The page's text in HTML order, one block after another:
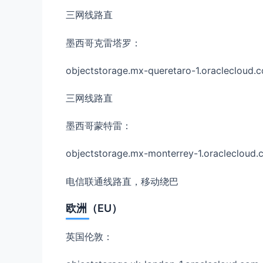
三网线路直
墨西哥克雷塔罗：
objectstorage.mx-queretaro-
三网线路直
墨西哥蒙特雷：
objectstorage.mx-monterrey-
电信联通线路直，移动绕巴
欧洲（EU）
英国伦敦：